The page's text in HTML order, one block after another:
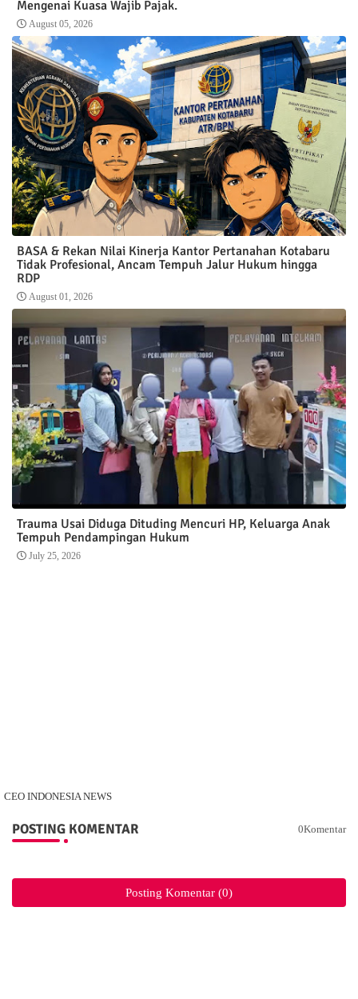
Mengenai Kuasa Wajib Pajak.
August 05, 2026
BASA & Rekan Nilai Kinerja Kantor Pertanahan Kotabaru
Tidak Profesional, Ancam Tempuh Jalur Hukum hingga
RDP
August 01, 2026
Trauma Usai Diduga Dituding Mencuri HP, Keluarga Anak
Tempuh Pendampingan Hukum
July 25, 2026
CEO INDONESIA NEWS
POSTING KOMENTAR 0Komentar
Posting Komentar (0)